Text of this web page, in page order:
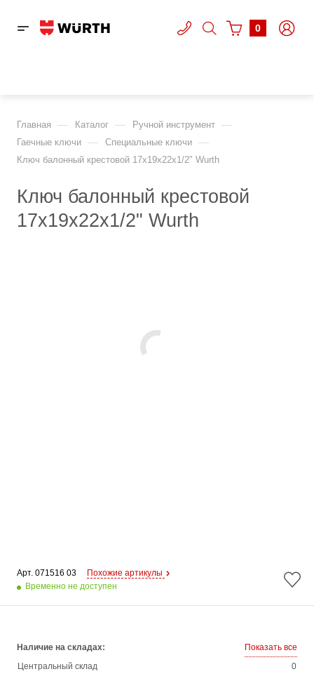
0
Главная — Каталог — Ручной инструмент —
Гаечные ключи — Специальные ключи —
Ключ балонный крестовой 17х19х22х1/2" Wurth
Ключ балонный крестовой
17х19х22х1/2" Wurth
Арт. 071516 03
Похожие артикулы
Временно не доступен
Наличие на складах:
Показать все
Центральный склад
0